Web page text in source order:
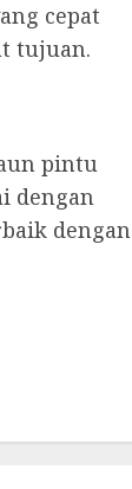
cepat
tujuan.
pintu
dengan
dengan